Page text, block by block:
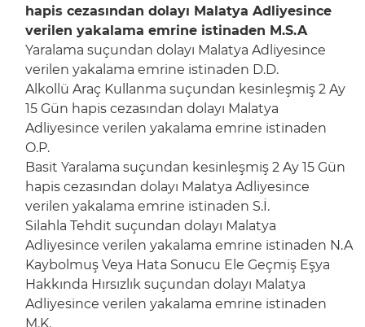
hapis cezasından dolayı Malatya Adliyesince
verilen yakalama emrine istinaden M.S.A
Yaralama suçundan dolayı Malatya Adliyesince
verilen yakalama emrine istinaden D.D.
Alkollü Araç Kullanma suçundan kesinleşmiş 2 Ay
15 Gün hapis cezasından dolayı Malatya
Adliyesince verilen yakalama emrine istinaden
O.P.
Basit Yaralama suçundan kesinleşmiş 2 Ay 15 Gün
hapis cezasından dolayı Malatya Adliyesince
verilen yakalama emrine istinaden S.İ.
Silahla Tehdit suçundan dolayı Malatya
Adliyesince verilen yakalama emrine istinaden N.A
Kaybolmuş Veya Hata Sonucu Ele Geçmiş Eşya
Hakkında Hırsızlık suçundan dolayı Malatya
Adliyesince verilen yakalama emrine istinaden
M.K.